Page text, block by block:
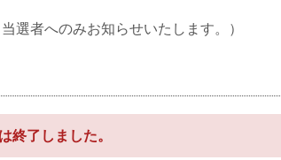
選者へのみお知らせいたします。）
終了しました。